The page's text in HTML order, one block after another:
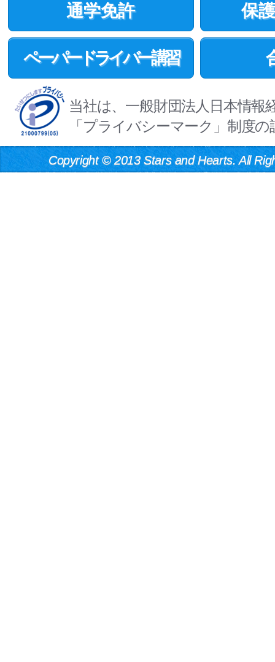
通学免許
ペーパードライバー講習
保
当社は、一般財団法人日本情報
「プライバシーマーク」制度
Copyright©2013 Stars and Hearts. All